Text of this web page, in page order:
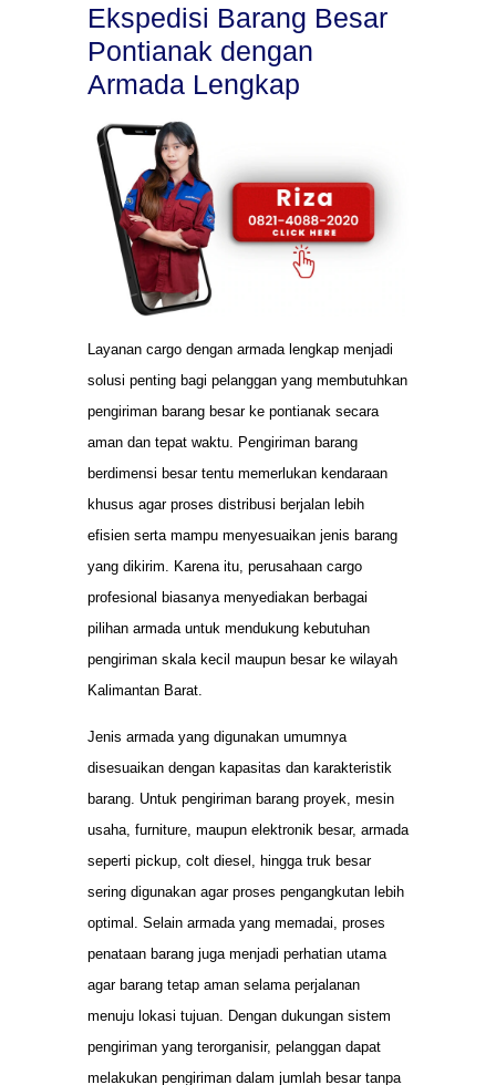
Ekspedisi Barang Besar
Pontianak dengan
Armada Lengkap
Layanan cargo dengan armada lengkap menjadi
solusi penting bagi pelanggan yang membutuhkan
pengiriman barang besar ke pontianak secara
aman dan tepat waktu. Pengiriman barang
berdimensi besar tentu memerlukan kendaraan
khusus agar proses distribusi berjalan lebih
efisien serta mampu menyesuaikan jenis barang
yang dikirim. Karena itu, perusahaan cargo
profesional biasanya menyediakan berbagai
pilihan armada untuk mendukung kebutuhan
pengiriman skala kecil maupun besar ke wilayah
Kalimantan Barat.
Jenis armada yang digunakan umumnya
disesuaikan dengan kapasitas dan karakteristik
barang. Untuk pengiriman barang proyek, mesin
usaha, furniture, maupun elektronik besar, armada
seperti pickup, colt diesel, hingga truk besar
sering digunakan agar proses pengangkutan lebih
optimal. Selain armada yang memadai, proses
penataan barang juga menjadi perhatian utama
agar barang tetap aman selama perjalanan
menuju lokasi tujuan. Dengan dukungan sistem
pengiriman yang terorganisir, pelanggan dapat
melakukan pengiriman dalam jumlah besar tanpa